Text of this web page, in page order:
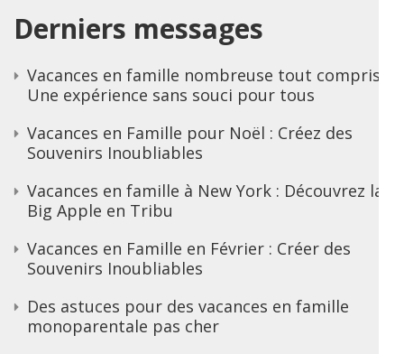
Derniers messages
Vacances en famille nombreuse tout compris :
Une expérience sans souci pour tous
Vacances en Famille pour Noël : Créez des
Souvenirs Inoubliables
Vacances en famille à New York : Découvrez la
Big Apple en Tribu
Vacances en Famille en Février : Créer des
Souvenirs Inoubliables
Des astuces pour des vacances en famille
monoparentale pas cher